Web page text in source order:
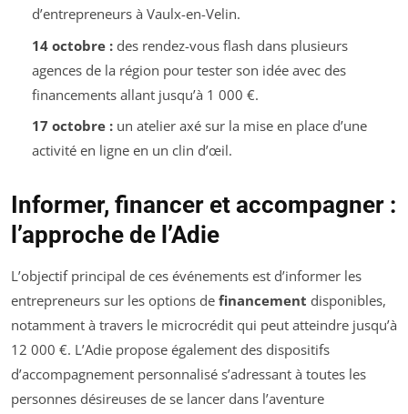
d’entrepreneurs à Vaulx-en-Velin.
14 octobre :des rendez-vous flash dans plusieurs
agences de la région pour tester son idée avec des
financements allant jusqu’à 1 000 €.
17 octobre :un atelier axé sur la mise en place d’une
activité en ligne en un clin d’œil.
Informer, financer et accompagner :
l’approche de l’Adie
L’objectif principal de ces événements est d’informer les
entrepreneurs sur les options de financement disponibles,
notamment à travers le microcrédit qui peut atteindre jusqu’à
12 000 €. L’Adie propose également des dispositifs
d’accompagnement personnalisé s’adressant à toutes les
personnes désireuses de se lancer dans l’aventure